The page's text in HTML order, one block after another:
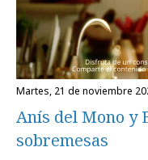
martes, 21 de noviembre
Anís del Mono y
sobremesas